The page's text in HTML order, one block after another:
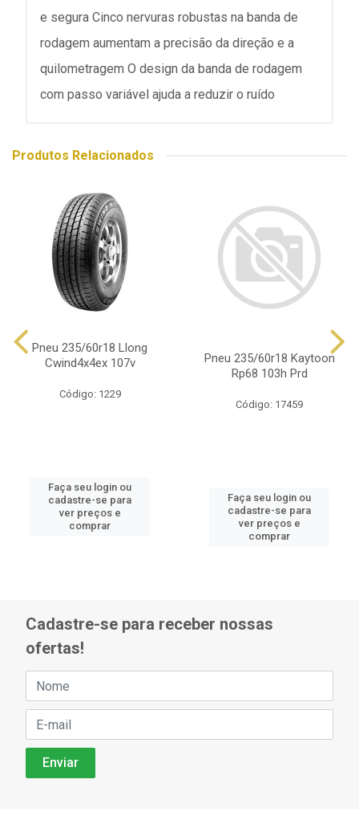
e segura Cinco nervuras robustas na banda de
rodagem aumentam a precisão da direção e a
quilometragem O design da banda de rodagem
com passo variável ajuda a reduzir o ruído
Produtos Relacionados
Pneu 235/60r18 Llong
Cwind4x4ex 107v
Código: 1229
Faça seu login ou
cadastre-se para
ver preços e
comprar
Pneu 235/60r18 Kaytoon
Rp68 103h Prd
Código: 17459
Faça seu login ou
cadastre-se para
ver preços e
comprar
Cadastre-se para receber nossas
ofertas!